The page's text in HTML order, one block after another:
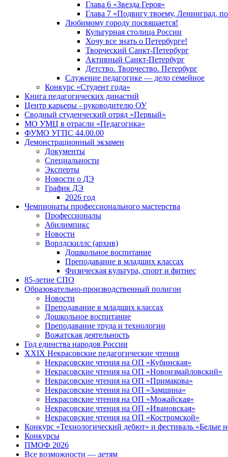
Глава 6 «Звезда Героя»
Глава 7 «Подвигу твоему, Ленинград,
Любимому городу посвящается!
Культурная столица России
Хочу все знать о Петербурге!
Творческий Санкт-Петербург
Активный Санкт-Петербург
Детство. Творчество. Петербург
Служение педагогике — дело семейное
Конкурс «Студент года»
Книга педагогических династий
Центр карьеры - руководителю ОУ
Сводный студенческий отряд «Первый»
МО УМЦ в отрасли «Педагогика»
ФУМО УГПС 44.00.00
Демонстрационный экзамен
Документы
Специальности
Эксперты
Новости о ДЭ
График ДЭ
2026 год
Чемпионаты профессионального мастерства
Профессионалы
Абилимпикс
Новости
Ворлдскиллс (архив)
Дошкольное воспитание
Преподавание в младших классах
Физическая культура, спорт и фитнес
85-летие СПО
Образовательно-производственный полигон
Новости
Преподавание в младших классах
Дошкольное воспитание
Преподавание труда и технологии
Вожатская деятельность
Год единства народов России
XXIX Некрасовские педагогические чтения
Некрасовские чтения на ОП «Кубинская»
Некрасовские чтения на ОП «Новоизмайловский»
Некрасовские чтения на ОП «Примакова»
Некрасовские чтения на ОП «Замшина»
Некрасовские чтения на ОП «Можайская»
Некрасовские чтения на ОП «Ивановская»
Некрасовские чтения на ОП «Костромской»
Конкурс «Технологический дебют» и фестиваль «Белые
Конкурсы
ПМОФ 2026
Все возможности — детям